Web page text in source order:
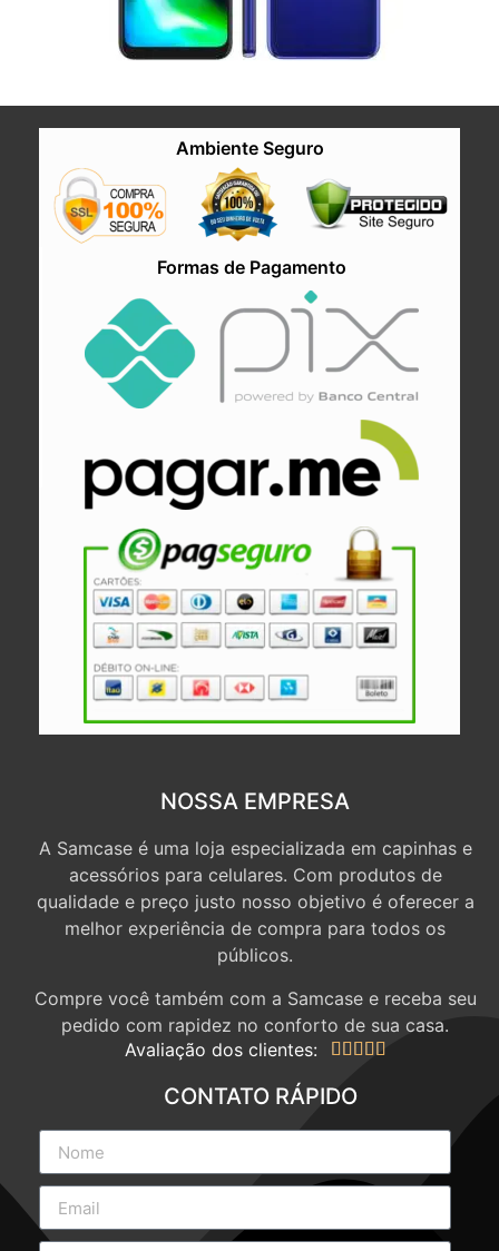
Ambiente Seguro
Formas de Pagamento
NOSSA EMPRESA
A Samcase é uma loja especializada em capinhas e
acessórios para celulares. Com produtos de
qualidade e preço justo nosso objetivo é oferecer a
melhor experiência de compra para todos os
públicos.
Compre você também com a Samcase e receba seu
pedido com rapidez no conforto de sua casa.
Avaliação dos clientes:
    
CONTATO RÁPIDO